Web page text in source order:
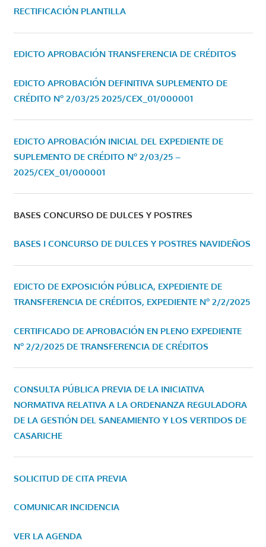
RECTIFICACIÓN PLANTILLA
EDICTO APROBACIÓN TRANSFERENCIA DE CRÉDITOS
EDICTO APROBACIÓN DEFINITIVA SUPLEMENTO DE
CRÉDITO Nº 2/03/25 2025/CEX_01/000001
EDICTO APROBACIÓN INICIAL DEL EXPEDIENTE DE
SUPLEMENTO DE CRÉDITO Nº 2/03/25 –
2025/CEX_01/000001
BASES CONCURSO DE DULCES Y POSTRES
BASES I CONCURSO DE DULCES Y POSTRES NAVIDEÑOS
EDICTO DE EXPOSICIÓN PÚBLICA, EXPEDIENTE DE
TRANSFERENCIA DE CRÉDITOS, EXPEDIENTE Nº 2/2/2025
CERTIFICADO DE APROBACIÓN EN PLENO EXPEDIENTE
Nº 2/2/2025 DE TRANSFERENCIA DE CRÉDITOS
CONSULTA PÚBLICA PREVIA DE LA INICIATIVA
NORMATIVA RELATIVA A LA ORDENANZA REGULADORA
DE LA GESTIÓN DEL SANEAMIENTO Y LOS VERTIDOS DE
CASARICHE
SOLICITUD DE CITA PREVIA
COMUNICAR INCIDENCIA
VER LA AGENDA